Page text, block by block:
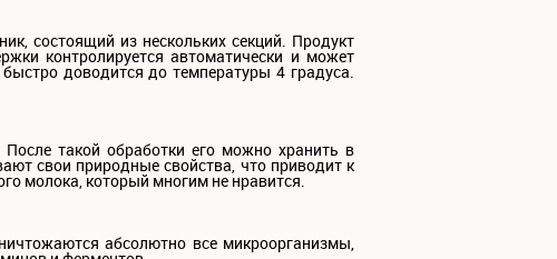
состоящий из нескольких секций. Продукт
контролируется автоматически и может
доводится до температуры 4 градуса.
такой обработки его можно хранить в
свои природные свойства, что приводит к
молока, который многим не нравится.
абсолютно все микроорганизмы,